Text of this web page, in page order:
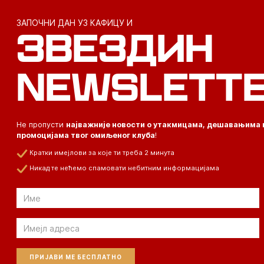
ЗАПОЧНИ ДАН УЗ КАФИЦУ И
ЗВЕЗДИН
Не пропусти најважније новости о утакмицама, дешавањима
промоцијама твог омиљеног клуба!
Кратки имејлови за које ти треба 2 минута
Никад те нећемо спамовати небитним информацијама
Email
Email